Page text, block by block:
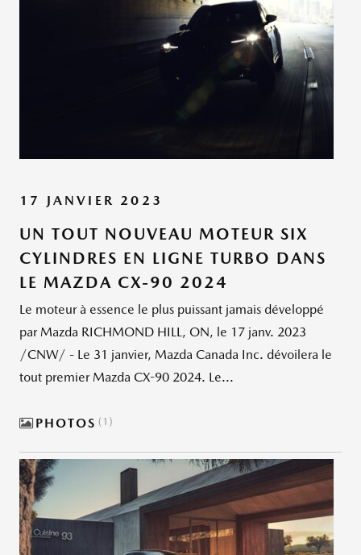
17 JANVIER 2023
UN TOUT NOUVEAU MOTEUR SIX
CYLINDRES EN LIGNE TURBO DANS
LE MAZDA CX-90 2024
Le moteur à essence le plus puissant jamais développé
par Mazda RICHMOND HILL, ON, le 17 janv. 2023
/CNW/ - Le 31 janvier, Mazda Canada Inc. dévoilera le
tout premier Mazda CX-90 2024. Le...
PHOTOS 1